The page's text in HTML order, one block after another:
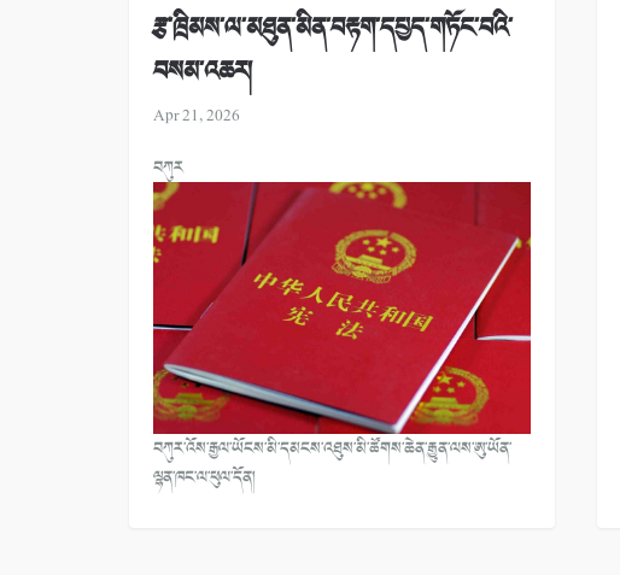
རྩ་ཁྲིམས་ལ་མཐུན་མིན་བརྟག་དཔྱད་གཏོང་བའི་
བསམ་འཆར།
Apr 21, 2026
བཀུར
བཀུར་འོས་རྒྱལ་ཡོངས་མི་དམངས་འཐུས་མི་ཚོགས་ཆེན་རྒྱུན་ལས་ཨུ་ཡོན་
ལྷན་ཁང་ལ་ཕུལ་དོན།